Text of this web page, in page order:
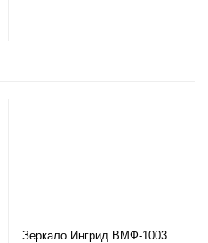
Зеркало Ингрид ВМФ-1003